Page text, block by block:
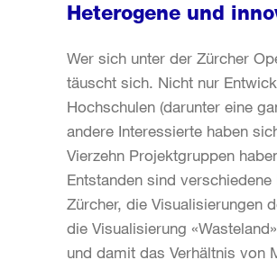
Heterogene und
Wer sich unter der Zürcher
täuscht sich. Nicht nur
Hochschulen (darunter eine
andere Interessierte haben
Vierzehn Projektgruppen
Entstanden sind
Zürcher, die Visualisierungen
die Visualisierung
und damit das Verhältnis von